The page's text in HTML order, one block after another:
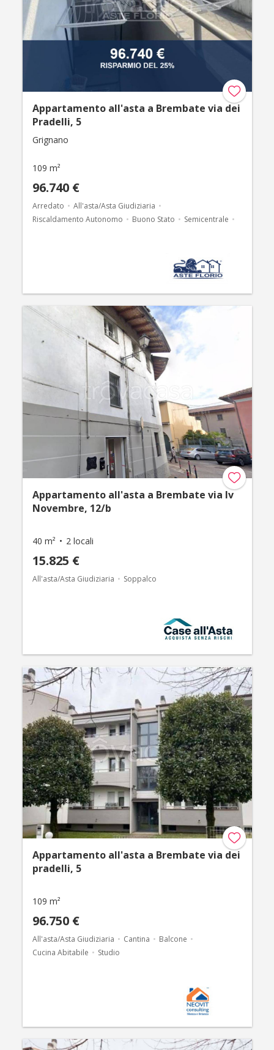
Appartamento all'asta a Brembate via dei
Pradelli, 5
Grignano
109 m²
96.740 €
Arredato
All'asta/Asta Giudiziaria
Riscaldamento Autonomo
Buono Stato
Semicentrale
Appartamento all'asta a Brembate via Iv
Novembre, 12/b
40 m² 2 locali
15.825 €
All'asta/Asta Giudiziaria Soppalco
Appartamento all'asta a Brembate via dei
pradelli, 5
109 m²
96.750 €
All'asta/Asta Giudiziaria Cantina
Balcone
Cucina Abitabile
Studio